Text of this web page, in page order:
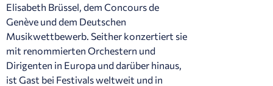
Elisabeth Brüssel, dem Concours de
Genève und dem Deutschen
Musikwettbewerb. Seither konzertiert sie
mit renommierten Orchestern und
Dirigenten in Europa und darüber hinaus,
ist Gast bei Festivals weltweit und in